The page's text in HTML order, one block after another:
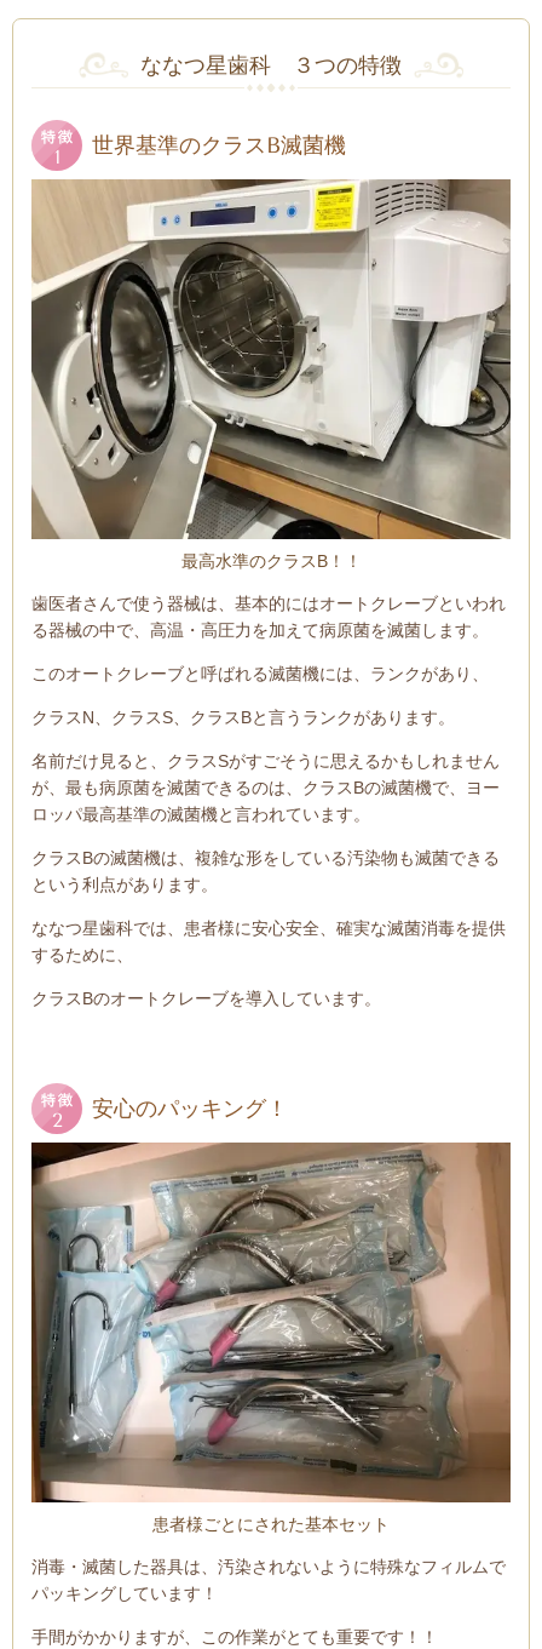
ななつ星歯科 ３つの特徴
世界基準のクラスB滅菌機
最高水準のクラスB！！
歯医者さんで使う器械は、基本的にはオートクレーブといわれ
る器械の中で、高温・高圧力を加えて病原菌を滅菌します。
このオートクレーブと呼ばれる滅菌機には、ランクがあり、
クラスN、クラスS、クラスBと言うランクがあります。
名前だけ見ると、クラスSがすごそうに思えるかもしれません
が、最も病原菌を滅菌できるのは、クラスBの滅菌機で、ヨー
ロッパ最高基準の滅菌機と言われています。
クラスBの滅菌機は、複雑な形をしている汚染物も滅菌できる
という利点があります。
ななつ星歯科では、患者様に安心安全、確実な滅菌消毒を提供
するために、
クラスBのオートクレーブを導入しています。
安心のパッキング！
患者様ごとにされた基本セット
消毒・滅菌した器具は、汚染されないように特殊なフィルムで
パッキングしています！
手間がかかりますが、この作業がとても重要です！！